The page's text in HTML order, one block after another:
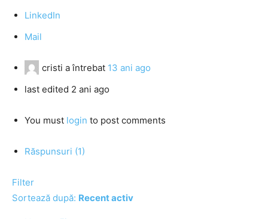
LinkedIn
Mail
cristi a întrebat 13 ani ago
last edited 2 ani ago
You must login to post comments
Răspunsuri (1)
Filter
Sortează după: Recent activ